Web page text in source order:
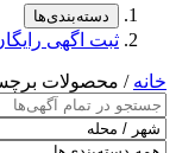
دسته‌بندی‌ها
ثبت اگهی
خانه / محصولات